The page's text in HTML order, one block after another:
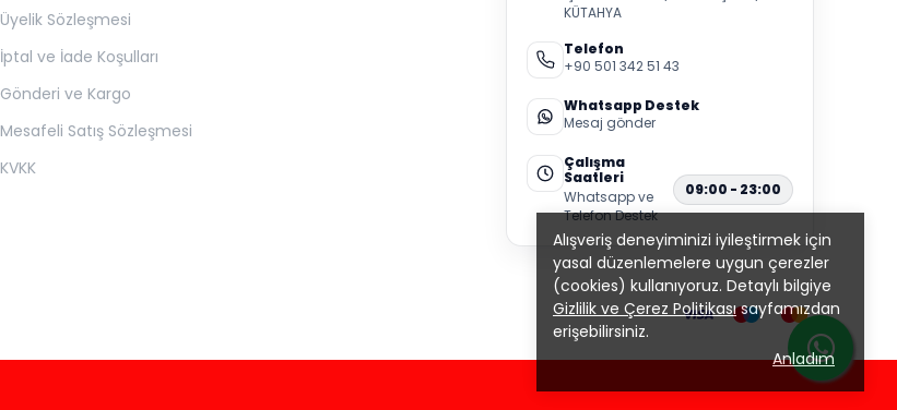
Alışveriş deneyiminizi iyileştirmek için
yasal düzenlemelere uygun çerezler
(cookies) kullanıyoruz. Detaylı bilgiye
Gizlilik ve Çerez Politikasısayfamızdan
erişebilirsiniz.
Anladım
Üyelik Sözleşmesi
İptal ve İade Koşulları
Gönderi ve Kargo
Mesafeli Satış Sözleşmesi
KVKK
KÜTAHYA
Telefon
+90 501 342 51 43
Whatsapp Destek
Mesaj gönder
Çalışma
Saatleri
Whatsapp ve
Telefon Destek
09:00 - 23:00